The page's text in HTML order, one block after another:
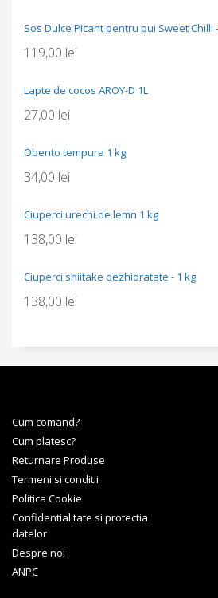
Sos Dulce Picant pentru pui Sweet Chilli
119,00 lei
Lapte de cocos AROY-D 1L
27,00 lei
Obento tempura 1 kg
34,00 lei
Ciuperci urechi de lemn 1 kg
138,00 lei
Ciuperci shiitake dezhidratate - 1 kg
138,00 lei
Cum comand?
Cum platesc?
Returnare Produse
Termeni si conditii
Politica Cookie
Confidentialitate si protectia
datelor
Despre noi
ANPC